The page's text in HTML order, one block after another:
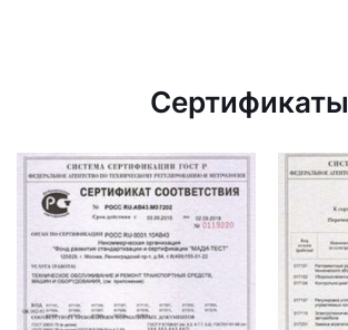
Сертификаты